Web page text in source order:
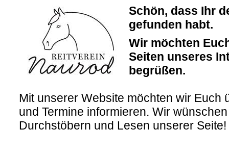
Schön, dass Ihr
gefunden habt.
Wir möchten
Seiten unseres
begrüßen.
Mit unserer Website möchten wir Euch
und Termine informieren. Wir
Durchstöbern und Lesen unserer Seite!